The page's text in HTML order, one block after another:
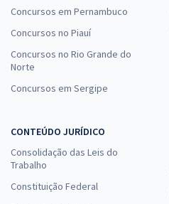
Concursos em Pernambuco
Concursos no Piauí
Concursos no Rio Grande do
Norte
Concursos em Sergipe
CONTEÚDO JURÍDICO
Consolidação das Leis do
Trabalho
Constituição Federal